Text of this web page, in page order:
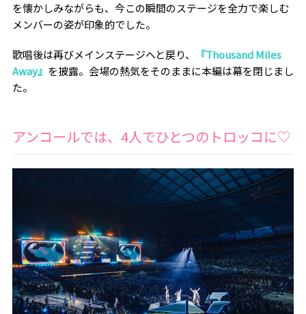
を懐かしみながらも、今この瞬間のステージを全力で楽しむ
メンバーの姿が印象的でした。
歌唱後は再びメインステージへと戻り、
『Thousand Miles
Away』 を披露。会場の熱気をそのままに本編は幕を閉じまし
た。
アンコールでは、4人でひとつのトロッコに♡